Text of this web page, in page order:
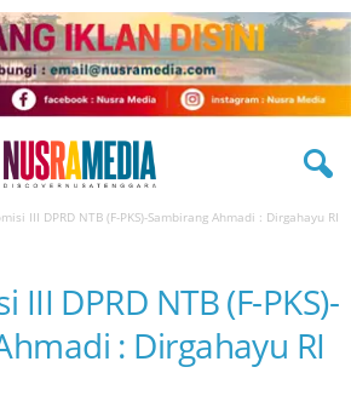
III DPRD NTB (F-PKS)-Sambirang Ahmadi : Dirgahayu RI
III DPRD NTB (F-PKS)-
: Dirgahayu RI